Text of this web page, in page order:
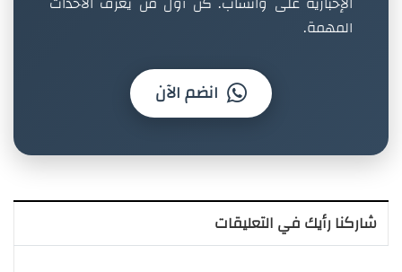
المهمة.
انضم الآن
شاركنا رأيك في التعليقات